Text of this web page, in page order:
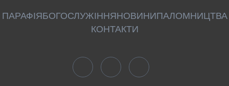
ПАРАФІЯБОГОСЛУЖІННЯНОВИНИПАЛОМНИЦТВА
КОНТАКТИ